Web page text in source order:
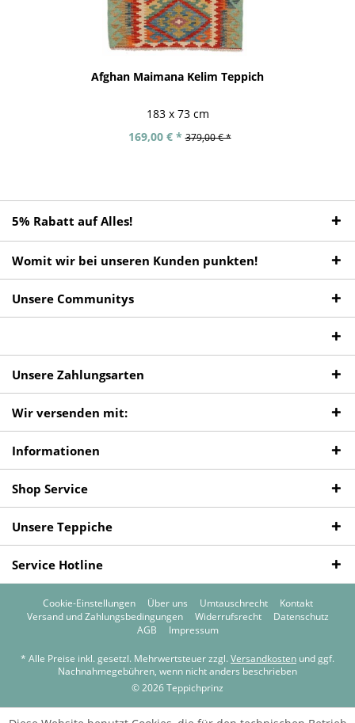
Afghan Maimana Kelim Teppich
183 x 73 cm
169,00 € * 379,00 € *
5% Rabatt auf Alles!
Womit wir bei unseren Kunden punkten!
Unsere Communitys
Unsere Zahlungsarten
Wir versenden mit:
Informationen
Shop Service
Unsere Teppiche
Service Hotline
Cookie-Einstellungen Über uns Umtauschrecht
Kontakt
Versand und Zahlungsbedingungen
Widerrufsrecht
Datenschutz
AGB
Impressum
* Alle Preise inkl. gesetzl. Mehrwertsteuer zzgl. Versandkosten und ggf.
Nachnahmegebühren, wenn nicht anders beschrieben
© 2026 Teppichprinz